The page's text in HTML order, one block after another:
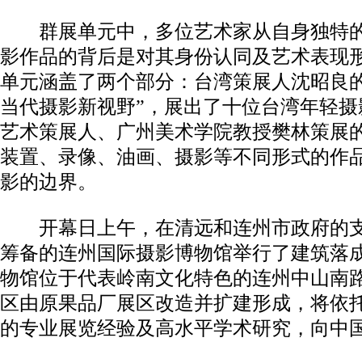
群展单元中，多位艺术家从自身独特
影作品的背后是对其身份认同及艺术表现
单元涵盖了两个部分：台湾策展人沈昭
当代摄影新视野”，展出了十位台湾年轻
艺术策展人、广州美术学院教授樊林策展
装置、录像、油画、摄影等不同形式的作
影的边界。
开幕日上午，在清远和连州市政府的
筹备的连州国际摄影博物馆举行了建筑落
物馆位于代表岭南文化特色的连州中山南
区由原果品厂展区改造并扩建形成，将依
的专业展览经验及高水平学术研究，向中